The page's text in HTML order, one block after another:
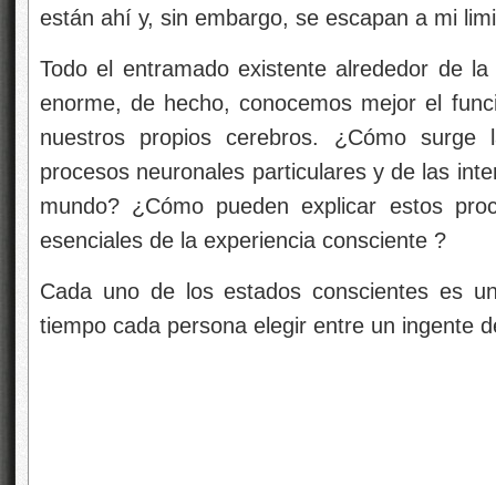
están ahí y, sin embargo, se escapan a mi
Todo el entramado existente alrededor de
enorme, de hecho, conocemos mejor el
nuestros propios cerebros. ¿Cómo surge
procesos neuronales particulares y de las
mundo? ¿Cómo pueden explicar estos
esenciales de la experiencia consciente ?
Cada uno de los estados conscientes es
tiempo cada persona elegir entre un ingente